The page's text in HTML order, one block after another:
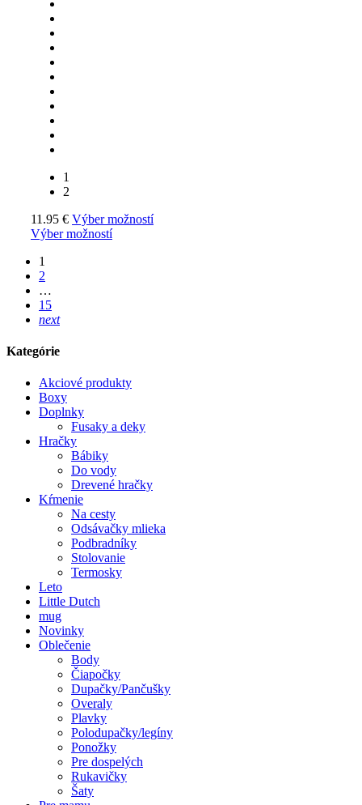
1
2
11.95 € Výber možností
Výber možností
1
2
…
15
next
Kategórie
Akciové produkty
Boxy
Doplnky
Fusaky a deky
Hračky
Bábiky
Do vody
Drevené hračky
Kŕmenie
Na cesty
Odsávačky mlieka
Podbradníky
Stolovanie
Termosky
Leto
Little Dutch
mug
Novinky
Oblečenie
Body
Čiapočky
Dupačky/Pančušky
Overaly
Plavky
Polodupačky/legíny
Ponožky
Pre dospelých
Rukavičky
Šaty